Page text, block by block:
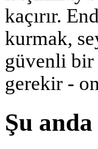
kaçırır.
kurmak,
güvenli bir
gerekir -
Şu